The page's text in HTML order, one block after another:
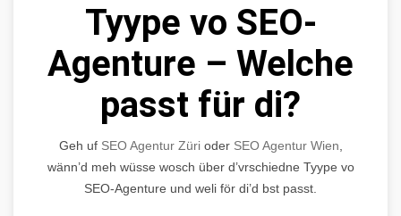
Tyype vo SEO-
Agenture – Welche
passt für di?
Geh uf SEO Agentur Zürioder SEO Agentur Wien
wänn’d meh wüsse wosch über d’vrschiedne Tyype vo
SEO-Agenture und weli för di’d bst passt.